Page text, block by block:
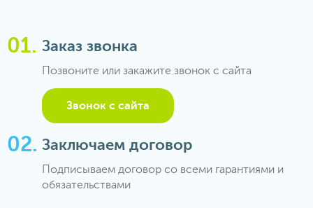
Заказ звонка
Позвоните или закажите звонок с сайта
Звонок с сайта
Заключаем договор
Подписываем договор со всеми гарантиями и
обязательствами